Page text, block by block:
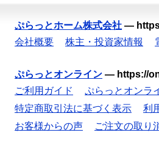
ぷらっとホーム株式会社 —
会社概要
株主・投資家情報
ぷらっとオンライン — https://
ご利用ガイド
ぷらっとオンラ
特定商取引法に基づく表示
利
お客様からの声
ご注文の取り